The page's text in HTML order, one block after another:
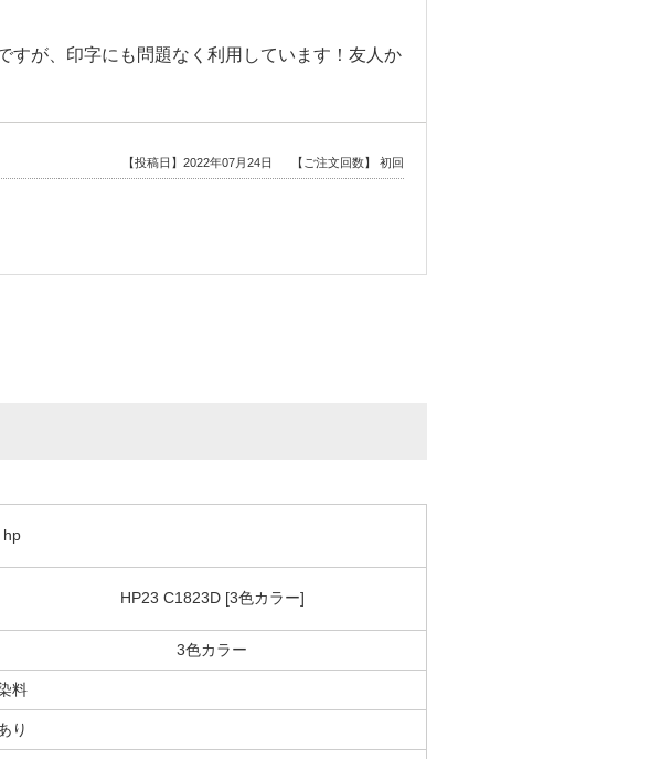
すが、印字にも問題なく利用しています！友人か
【ご注文回数】 初回
【投稿日】2022年07月24日
ターなので量販店での入手よりも革命さんでの
hp
HP23 C1823D [3色カラー]
3色カラー
料
り